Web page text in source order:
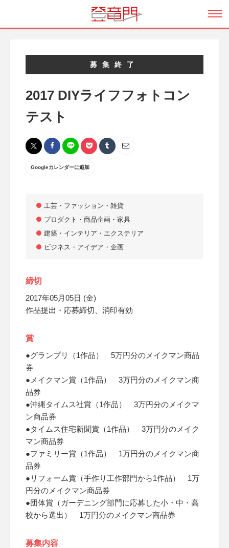
募集終了
2017 DIYライフフォトコン
テスト
Googleカレンダーに追加
工芸・ファッション・雑貨
プロダクト・商品企画・家具
建築・インテリア・エクステリア
ビジネス・アイデア・企画
締切
2017年05月05日 (金)
作品提出・応募締切、消印有効
賞
●グランプリ（1作品） 5万円分のメイクマン商品
券
●メイクマン賞（1作品） 3万円分のメイクマン商
品券
●沖縄タイムス社賞（1作品） 3万円分のメイクマ
ン商品券
●タイムス住宅新聞賞（1作品） 3万円分のメイク
マン商品券
●ファミリー賞（1作品） 1万円分のメイクマン商
品券
●リフォーム賞（手作り工作部門から1作品） 1万
円分のメイクマン商品券
●団体賞（ガーデニング部門に応募した小・中・高
校から選出） 1万円分のメイクマン商品券
募集内容